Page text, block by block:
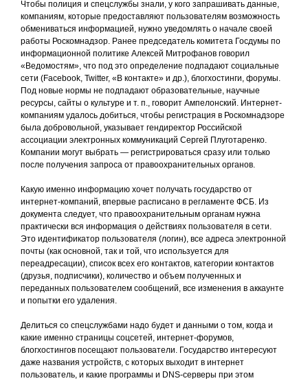
Чтобы полиция и спецслужбы знали, у кого запрашивать данные,
компаниям, которые предоставляют пользователям возможность
обмениваться информацией, нужно уведомлять о начале своей
работы Роскомнадзор. Ранее председатель комитета Госдумы по
информационной политике Алексей Митрофанов говорил
«Ведомостям», что под это определение подпадают социальные
сети (Facebook, Twitter, «В контакте» и др.), блогхостинги, форумы.
Под новые нормы не подпадают образовательные, научные
ресурсы, сайты о культуре и т. п., говорит Ампелонский. Интернет-
компаниям удалось добиться, чтобы регистрация в Роскомнадзоре
была добровольной, указывает гендиректор Российской
ассоциации электронных коммуникаций Сергей Плуготаренко.
Компании могут выбрать — регистрироваться сразу или только
после получения запроса от правоохранительных органов.
Какую именно информацию хочет получать государство от
интернет-компаний, впервые расписано в регламенте ФСБ. Из
документа следует, что правоохранительным органам нужна
практически вся информация о действиях пользователя в сети.
Это идентификатор пользователя (логин), все адреса электронной
почты (как основной, так и той, что используется для
переадресации), список всех его контактов, категории контактов
(друзья, подписчики), количество и объем полученных и
переданных пользователем сообщений, все изменения в аккаунте
и попытки его удаления.
Делиться со спецслужбами надо будет и данными о том, когда и
какие именно страницы соцсетей, интернет-форумов,
блогхостингов посещают пользователи. Государство интересуют
даже названия устройств, с которых выходит в интернет
пользователь, и какие программы и DNS-серверы при этом